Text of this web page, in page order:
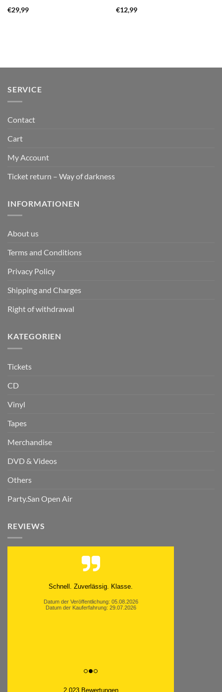
€29,99 €12,99
SERVICE
Contact
Cart
My Account
Ticket return – Way of darkness
INFORMATIONEN
About us
Terms and Conditions
Privacy Policy
Shipping and Charges
Right of withdrawal
KATEGORIEN
Tickets
CD
Vinyl
Tapes
Merchandise
DVD & Videos
Others
Party.San Open Air
REVIEWS
Schnell. Zuverlässig. Klasse.
Datum der Veröffentlichung: 05.08.2026
Datum der Kauferfahrung: 29.07.2026
2,023 Bewertungen